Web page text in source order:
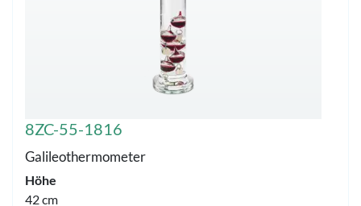
8ZC-55-1816
Galileothermometer
Höhe
42 cm